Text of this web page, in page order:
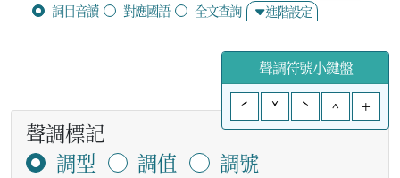
詞目音讀 對應國語 全文查詢 進階設定
聲調符號小鍵盤
ˊ
ˇ ˋ ^ +
聲調標記
調型
調值
調號